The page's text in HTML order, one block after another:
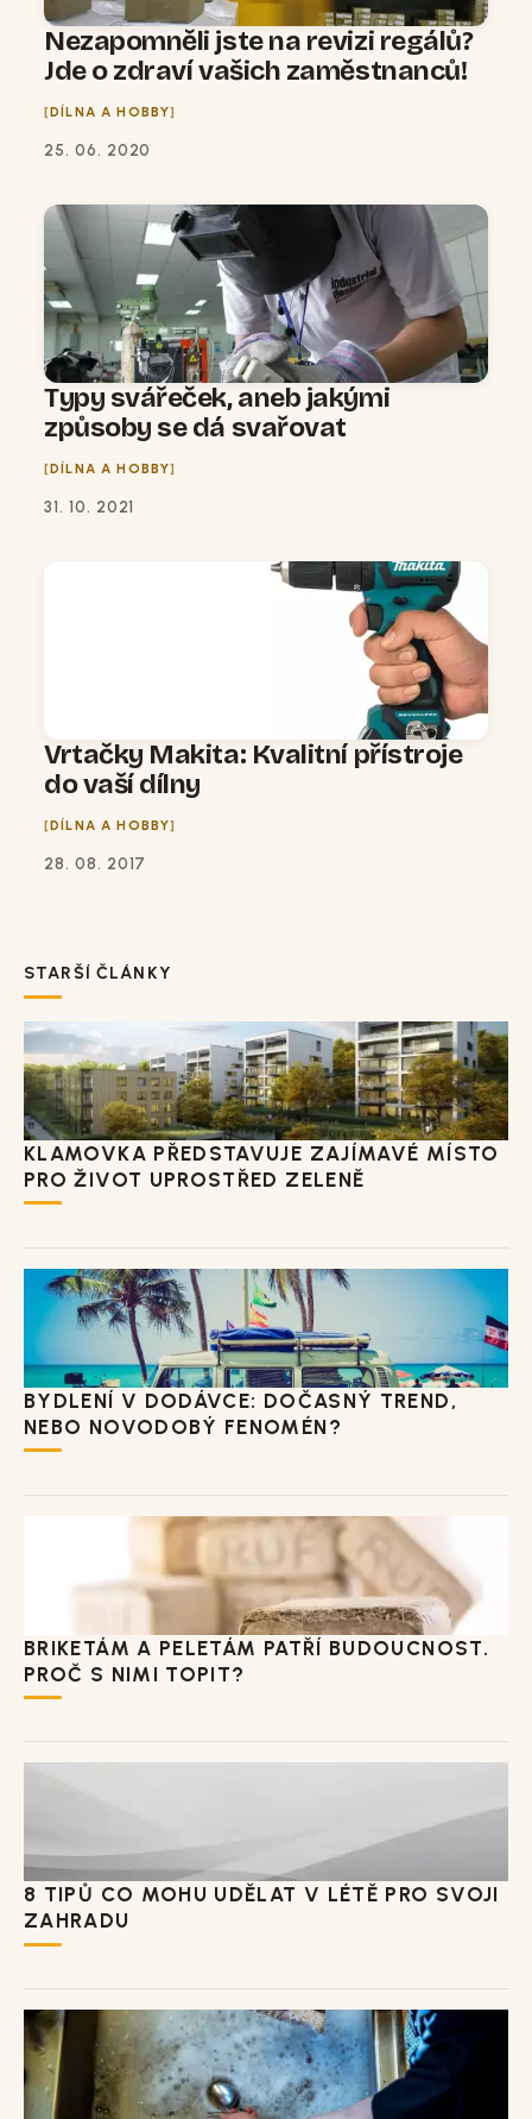
Nezapomněli jste na revizi regálů?
Jde o zdraví vašich zaměstnanců!
DÍLNA A HOBBY
25. 06. 2020
Typy svářeček, aneb jakými
způsoby se dá svařovat
DÍLNA A HOBBY
31. 10. 2021
Vrtačky Makita: Kvalitní přístroje
do vaší dílny
DÍLNA A HOBBY
28. 08. 2017
STARŠÍ ČLÁNKY
KLAMOVKA PŘEDSTAVUJE ZAJÍMAVÉ MÍSTO
PRO ŽIVOT UPROSTŘED ZELENĚ
BYDLENÍ V DODÁVCE: DOČASNÝ TREND,
NEBO NOVODOBÝ FENOMÉN?
BRIKETÁM A PELETÁM PATŘÍ BUDOUCNOST.
PROČ S NIMI TOPIT?
8 TIPŮ CO MOHU UDĚLAT V LÉTĚ PRO SVOJI
ZAHRADU